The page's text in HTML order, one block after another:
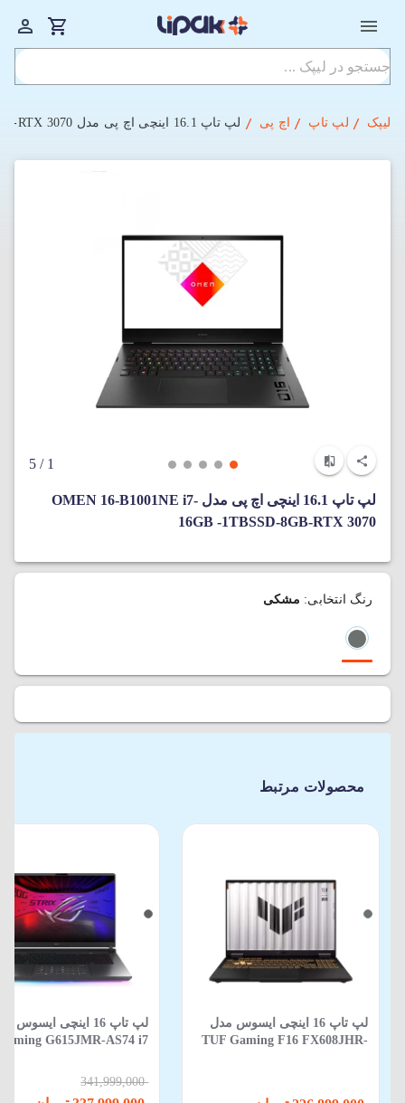
لیپک لپ تاپ اچ پی لپ تاپ 16.1 اینچی اچ پی مدل OMEN 16-B1001NE i7-16GB -1TBSSD-8GB-RTX 3070
1
/ 5
لپ تاپ 16.1 اینچی اچ پی مدل OMEN 16-B1001NE i7-
16GB -1TBSSD-8GB-RTX 3070
رنگ انتخابی: مشکی
محصولات مرتبط
لپ تاپ 16 اینچی ایسوس مدل
TUF Gaming F16 FX608JHR-
لپ‌ تاپ 16 اینچی ایسوس
G615JMR-AS74 i7
RTX5060-WIN 11
341,999,000